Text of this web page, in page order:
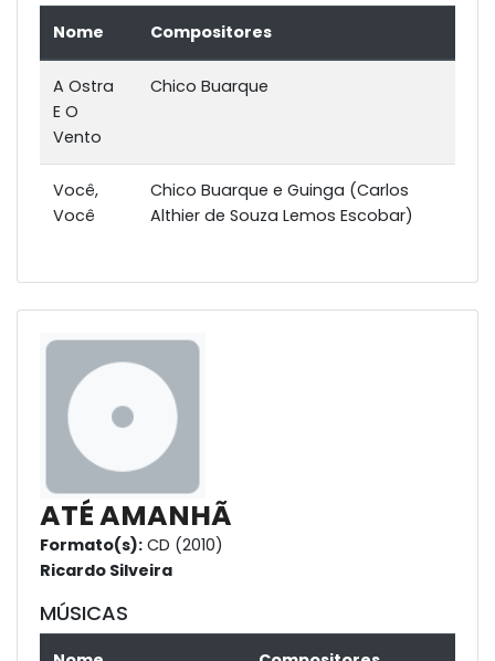
Nome Compositores
A Ostra
E O
Vento
Chico Buarque
Você,
Você
Chico Buarque e Guinga (Carlos
Althier de Souza Lemos Escobar)
ATÉ AMANHÃ
Formato(s): CD (2010)
Ricardo Silveira
MÚSICAS